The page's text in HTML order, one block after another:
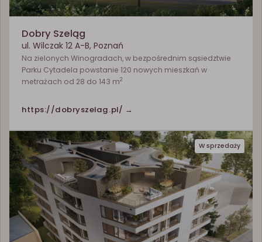
Dobry Szeląg
ul. Wilczak 12 A-B, Poznań
Na zielonych Winogradach, w bezpośrednim sąsiedztwie
Parku Cytadela powstanie 120 nowych mieszkań w
metrażach od 28 do 143 m2
https://dobryszelag.pl/ →
W sprzedaży